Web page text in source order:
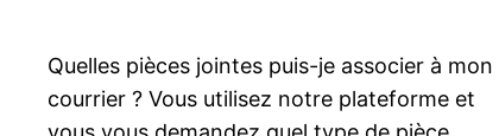
Quelles pièces jointes puis-je associer à mon
courrier ? Vous utilisez notre plateforme et